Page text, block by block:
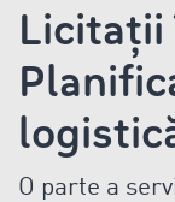
Licitații
O parte a